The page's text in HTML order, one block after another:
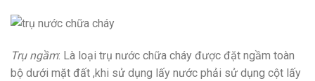
Trụ ngầm: Là loại trụ nước chữa cháy được đặt ngầm toàn
bộ dưới mặt đất ,khi sử dụng lấy nước phải sử dụng cột lấy